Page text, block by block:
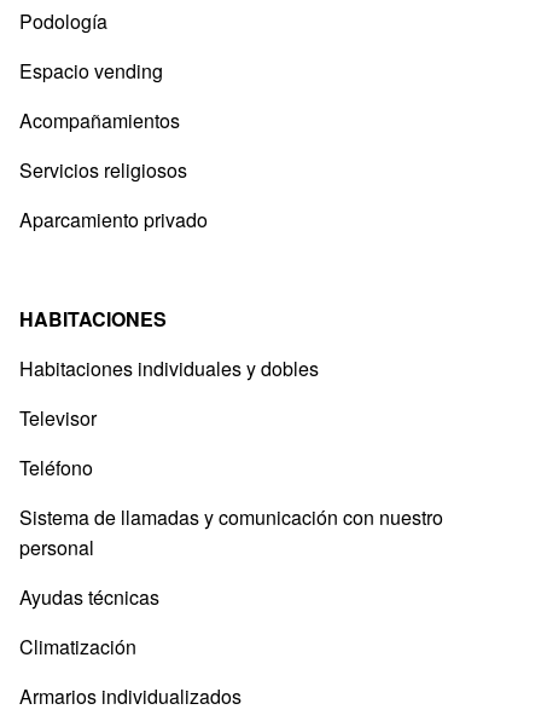
Podología
Espacio vending
Acompañamientos
Servicios religiosos
Aparcamiento privado
HABITACIONES
Habitaciones individuales y dobles
Televisor
Teléfono
Sistema de llamadas y comunicación con nuestro
personal
Ayudas técnicas
Climatización
Armarios individualizados